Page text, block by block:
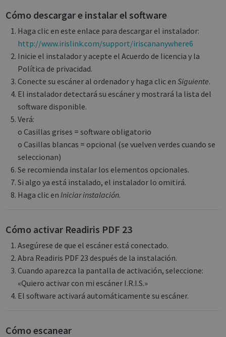
Cómo descargar e instalar el software
Haga clic en este enlace para descargar el instalador:
http://www.irislink.com/support/iriscananywhere6
Inicie el instalador y acepte el Acuerdo de licencia y la
Política de privacidad.
Conecte su escáner al ordenador y haga clic enSiguiente.
El instalador detectará su escáner y mostrará la lista del
software disponible.
Verá:
o Casillas grises = software obligatorio
o Casillas blancas = opcional (se vuelven verdes cuando se
seleccionan)
Se recomienda instalar los elementos opcionales.
Si algo ya está instalado, el instalador lo omitirá.
Haga clic en Iniciar instalación.
Cómo activar Readiris PDF 23
Asegúrese de que el escáner está conectado.
Abra Readiris PDF 23 después de la instalación.
Cuando aparezca la pantalla de activación, seleccione:
«Quiero activar con mi escáner I.R.I.S.»
El software activará automáticamente su escáner.
Cómo escanear